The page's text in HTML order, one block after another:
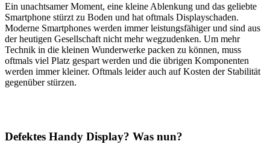
Ein unachtsamer Moment, eine kleine Ablenkung und das geliebte
Smartphone stürzt zu Boden und hat oftmals Displayschaden.
Moderne Smartphones werden immer leistungsfähiger und sind aus
der heutigen Gesellschaft nicht mehr wegzudenken. Um mehr
Technik in die kleinen Wunderwerke packen zu können, muss
oftmals viel Platz gespart werden und die übrigen Komponenten
werden immer kleiner. Oftmals leider auch auf Kosten der Stabilität
gegenüber stürzen.
Defektes Handy Display? Was nun?